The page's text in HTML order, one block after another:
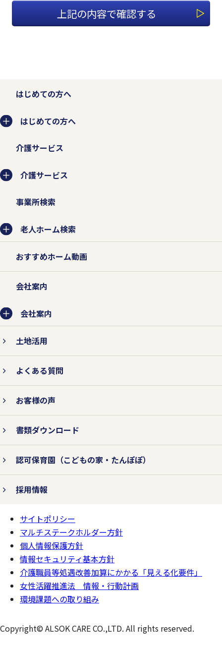
1.適切な個人情報の収集、利用、
提供、預託を行います。
なるとともに事業者としての信頼を失いま
供、預託などの管理ルールを明文化し、個
人情報の適切な管理を行います。
お客様から個人情報を収集させていただく
などを示した上で、必要な範囲の個人情報
を収集させていただきます。
法的な要請などによらない限り、お客様の
事前承認なく第三者に開示・提供すること
はありません。また、お客様の個人情報を
どによって業務委託先に個人情報保護を義
務付けるとともに、業務委託先が適切に個
人情報を取り扱うように管理いたします。
2.個人情報の紛失、破壊、改ざ
ん、および漏えいなどを防止する
対策を行います。
個人情報の紛失、破壊、改ざん、および漏
えいなどを防止するため、不正アクセス対
対策を行います。
3.法令およびその他の規範を遵守
します。
護法をはじめとする個人情報に関する法令
はじめての方へ
はじめての方へ
介護サービス
介護サービス
事業所検索
老人ホーム検索
おすすめホーム動画
会社案内
会社案内
土地活用
よくある質問
お客様の声
書類ダウンロード
認可保育園 （こどもの家・たんぽぽ）
採用情報
ページの
一番上へ
サイトポリシー
マルチステークホルダー方針
個人情報保護方針
情報セキュリティ基本方針
介護職員等処遇改善加算にかかる「見える化要件」
女性活躍推進法 情報・行動計画
環境課題への取り組み
Copyright© ALSOK CARE CO.,LTD. All rights reserved.